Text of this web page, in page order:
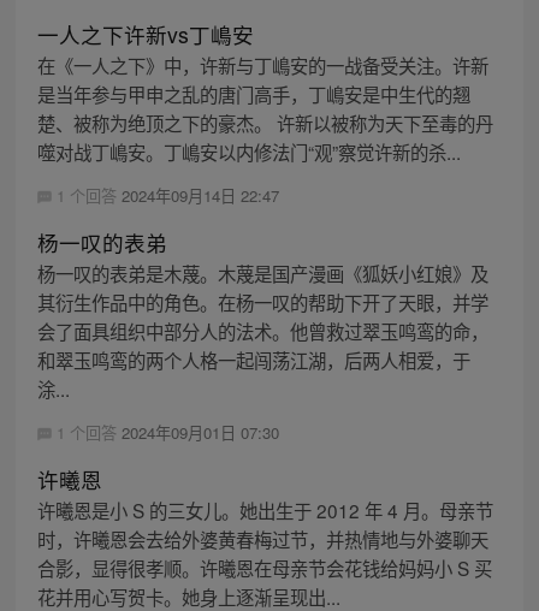
一人之下许新vs丁嶋安
在《一人之下》中，许新与丁嶋安的一战备受关注。许新
是当年参与甲申之乱的唐门高手，丁嶋安是中生代的翘
楚、被称为绝顶之下的豪杰。 许新以被称为天下至毒的丹
噬对战丁嶋安。丁嶋安以内修法门“观”察觉许新的杀...
1 个回答 2024年09月14日 22:47
杨一叹的表弟
杨一叹的表弟是木蔑。木蔑是国产漫画《狐妖小红娘》及
其衍生作品中的角色。在杨一叹的帮助下开了天眼，并学
会了面具组织中部分人的法术。他曾救过翠玉鸣鸾的命，
和翠玉鸣鸾的两个人格一起闯荡江湖，后两人相爱，于
涂...
1 个回答 2024年09月01日 07:30
许曦恩
许曦恩是小 S 的三女儿。她出生于 2012 年 4 月。母亲节
时，许曦恩会去给外婆黄春梅过节，并热情地与外婆聊天
合影，显得很孝顺。许曦恩在母亲节会花钱给妈妈小 S 买
花并用心写贺卡。她身上逐渐呈现出...